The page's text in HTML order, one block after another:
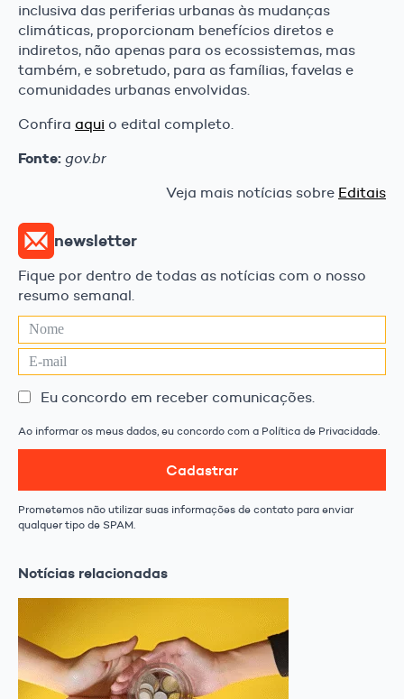
inclusiva das periferias urbanas às mudanças
climáticas, proporcionam benefícios diretos e
indiretos, não apenas para os ecossistemas, mas
também, e sobretudo, para as famílias, favelas e
comunidades urbanas envolvidas.
Confira aqui o edital completo.
Fonte: gov.br
Veja mais notícias sobre Editais
newsletter
Fique por dentro de todas as notícias com o nosso
resumo semanal.
Eu concordo em receber comunicações.
Ao informar os meus dados, eu concordo com a Política de Privacidade.
Cadastrar
Prometemos não utilizar suas informações de contato para enviar
qualquer tipo de SPAM.
Notícias relacionadas